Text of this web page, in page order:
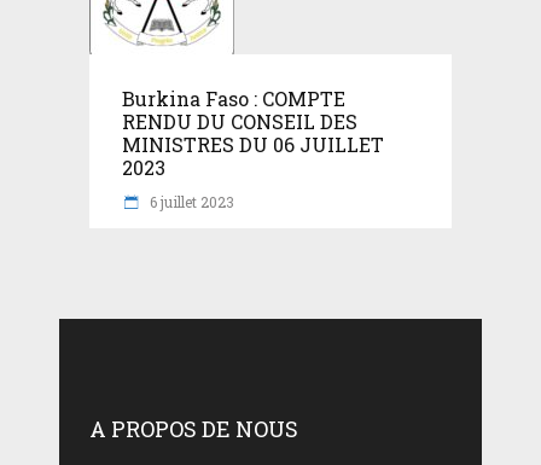
Burkina Faso : COMPTE
RENDU DU CONSEIL DES
MINISTRES DU 06 JUILLET
2023
6 juillet 2023
A PROPOS DE NOUS